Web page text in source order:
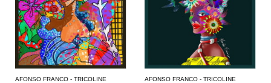
AFONSO FRANCO - TRICOLINE
AFONSO FRANCO - TRICOLINE